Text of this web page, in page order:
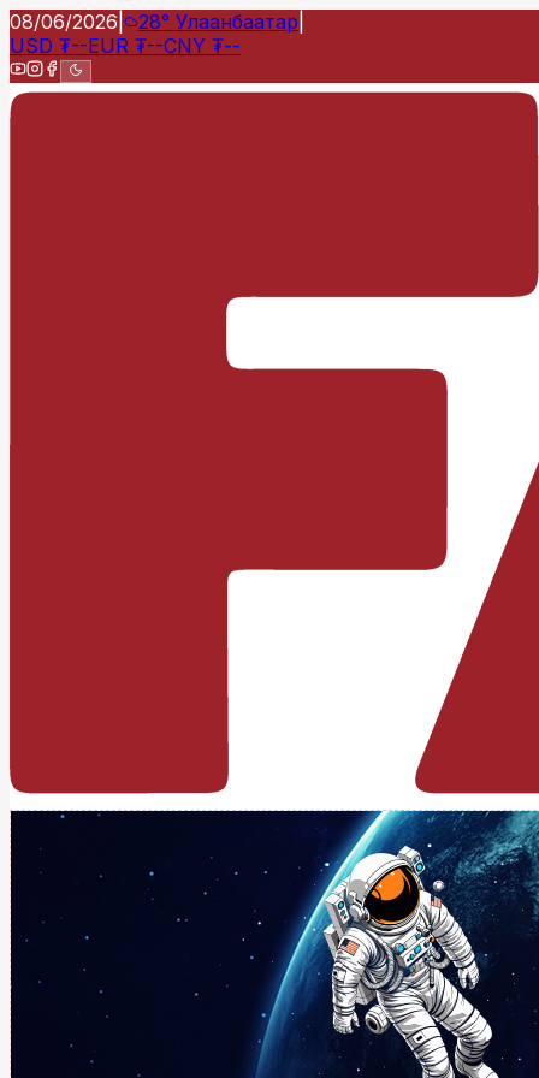
08/06/2026 28° Улаанбаатар
USD ₮--EUR ₮--CNY ₮--